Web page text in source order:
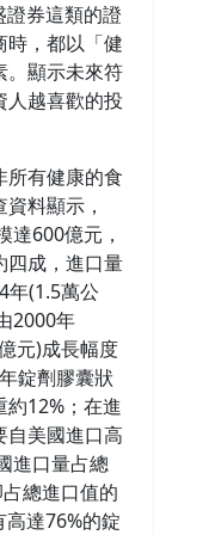
證券這類的證
時，都以「健
。顯示未來符
人越喜歡的投
所有健康的食
料顯示，
達600億元，
四成，進口量
年(1.5萬公
2000年
元)成長幅度
錠劑膠囊狀
12%；在進
自美國進口高
進口量占總
總進口值的
達76%的錠